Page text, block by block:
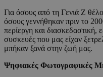
Για όσους από τη Γενιά Z
όσους γεννήθηκαν πριν το
περίεργη και διασκεδαστική,
συσκευές που μας είχαν
μπήκαν ξανά στην ζωή μας.
Ψηφιακές Φωτογραφικές